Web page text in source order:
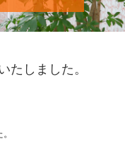
たしました。